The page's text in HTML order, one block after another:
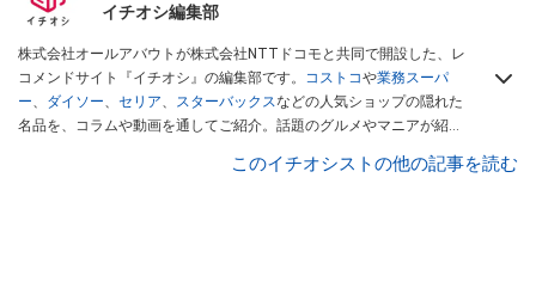
イチオシ編集部
株式会社オールアバウトが株式会社NTTドコモと共同で開設した、レ
コメンドサイト『イチオシ』の編集部です。 コストコや業務スーパ
ー、 ダイソー、 セリア、 スターバックスなどの人気ショップの隠れた
名品を、コラムや動画を通してご紹介。話題のグルメやマニアが紹介
インフルエンサーが実際に使用してレビューしています。毎日トレン
このイチオシストの他の記事を読む